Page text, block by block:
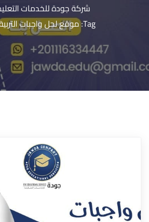
شركة جودة للخدمات
Tag: موقع لحل واجبات التربية الخاصة